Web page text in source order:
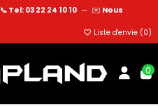
📞 Tel: 03 22 24 10 10 — ✉️ Nous
Liste d'envie (0)
0